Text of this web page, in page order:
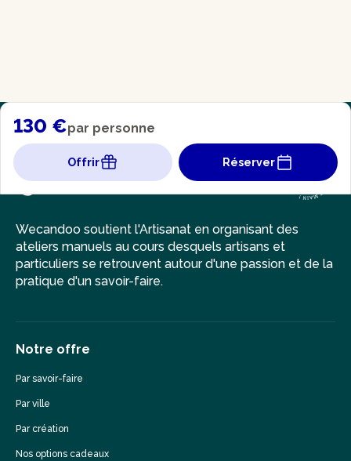
130 €par personne
Offrir Réserver
Wecandoo soutient l'Artisanat en organisant des
ateliers manuels au cours desquels artisans et
particuliers se retrouvent autour d'une passion et de la
pratique d'un savoir-faire.
Notre offre
Par savoir-faire
Par ville
Par création
Nos options cadeaux